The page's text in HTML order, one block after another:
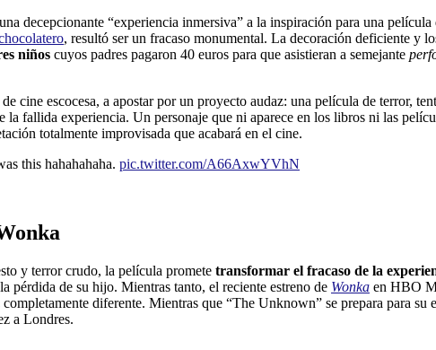
decepcionante “experiencia inmersiva” a la inspiración para una
, resultó ser un fracaso monumental. La decoración deficiente y
niños cuyos padres pagaron 40 euros para que asistieran a semejante
cine escocesa, a apostar por un proyecto audaz: una película de terror,
fallida experiencia. Un personaje que ni aparece en los libros ni las
totalmente improvisada que acabará en el cine.
this hahahahaha. pic.twitter.com/A66AxwYVhN
y terror crudo, la película promete transformar el fracaso de la
pérdida de su hijo. Mientras tanto, el reciente estreno de Wonka en HBO
diferente. Mientras que “The Unknown” se prepara para su
a Londres.